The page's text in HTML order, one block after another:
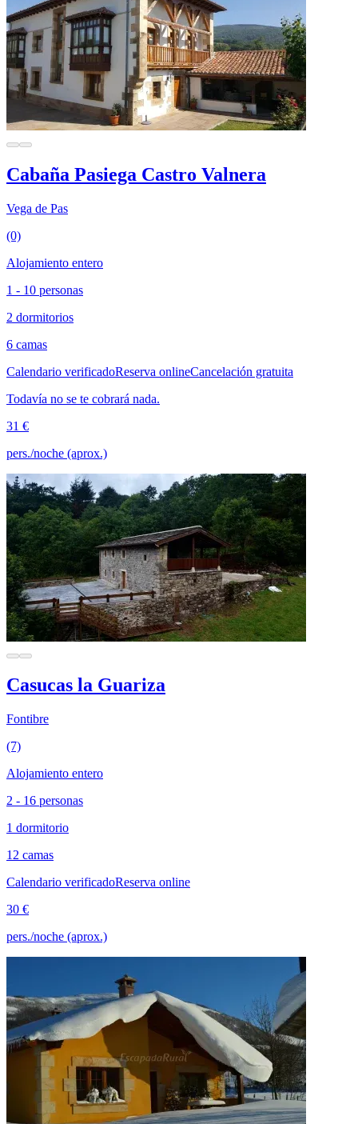
Cabaña Pasiega Castro Valnera
Vega de Pas
(0)
Alojamiento entero
1 - 10 personas
2 dormitorios
6 camas
Calendario verificadoReserva onlineCancelación gratuita
Todavía no se te cobrará nada.
31 €
pers./noche (aprox.)
Casucas la Guariza
Fontibre
(7)
Alojamiento entero
2 - 16 personas
1 dormitorio
12 camas
Calendario verificadoReserva online
30 €
pers./noche (aprox.)